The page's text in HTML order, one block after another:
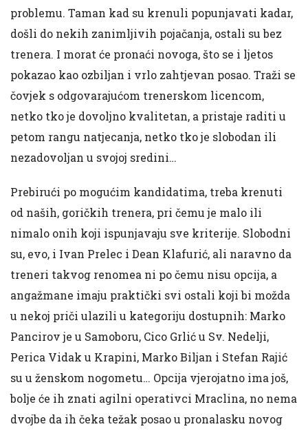
problemu. Taman kad su krenuli popunjavati kadar,
došli do nekih zanimljivih pojačanja, ostali su bez
trenera. I morat će pronaći novoga, što se i ljetos
pokazao kao ozbiljan i vrlo zahtjevan posao. Traži se
čovjek s odgovarajućom trenerskom licencom,
netko tko je dovoljno kvalitetan, a pristaje raditi u
petom rangu natjecanja, netko tko je slobodan ili
nezadovoljan u svojoj sredini…
Prebirući po mogućim kandidatima, treba krenuti
od naših, goričkih trenera, pri čemu je malo ili
nimalo onih koji ispunjavaju sve kriterije. Slobodni
su, evo, i Ivan Prelec i Dean Klafurić, ali naravno da
treneri takvog renomea ni po čemu nisu opcija, a
angažmane imaju praktički svi ostali koji bi možda
u nekoj priči ulazili u kategoriju dostupnih: Marko
Pancirov je u Samoboru, Cico Grlić u Sv. Nedelji,
Perica Vidak u Krapini, Marko Biljan i Stefan Rajić
su u ženskom nogometu… Opcija vjerojatno ima još,
bolje će ih znati agilni operativci Mraclina, no nema
dvojbe da ih čeka težak posao u pronalasku novog